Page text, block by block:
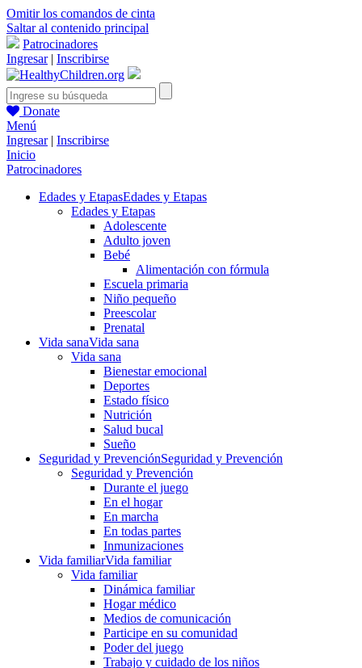
Omitir los comandos de cinta
Saltar al contenido principal
Patrocinadores
Ingresar| Inscribirse
Donate
Menú
Ingresar| Inscribirse
Inicio
Patrocinadores
Edades y EtapasEdades y Etapas
Edades y Etapas
Adolescente
Adulto joven
Bebé
Alimentación con fórmula
Escuela primaria
Niño pequeño
Preescolar
Prenatal
Vida sanaVida sana
Vida sana
Bienestar emocional
Deportes
Estado físico
Nutrición
Salud bucal
Sueño
Seguridad y PrevenciónSeguridad y Prevención
Seguridad y Prevención
Durante el juego
En el hogar
En marcha
En todas partes
Inmunizaciones
Vida familiarVida familiar
Vida familiar
Dinámica familiar
Hogar médico
Medios de comunicación
Participe en su comunidad
Poder del juego
Trabajo y cuidado de los niños